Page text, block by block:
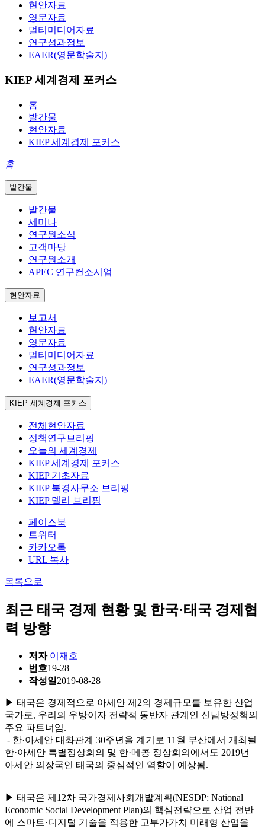
현안자료
영문자료
멀티미디어자료
연구성과정보
EAER(영문학술지)
KIEP 세계경제 포커스
홈
발간물
현안자료
KIEP 세계경제 포커스
홈
발간물
발간물
세미나
연구원소식
고객마당
연구원소개
APEC 연구컨소시엄
현안자료
보고서
현안자료
영문자료
멀티미디어자료
연구성과정보
EAER(영문학술지)
KIEP 세계경제 포커스
전체현안자료
정책연구브리핑
오늘의 세계경제
KIEP 세계경제 포커스
KIEP 기초자료
KIEP 북경사무소 브리핑
KIEP 델리 브리핑
페이스북
트위터
카카오톡
URL 복사
목록으로
최근 태국 경제 현황 및 한국·태국 경제협
력 방향
저자 이재호
번호19-28
작성일 2019-08-28
▶ 태국은 경제적으로 아세안 제2의 경제규모를 보유한 산업
국가로, 우리의 우방이자 전략적 동반자 관계인 신남방정책의
주요 파트너임.
- 한·아세안 대화관계 30주년을 계기로 11월 부산에서 개최될
한·아세안 특별정상회의 및 한·메콩 정상회의에서도 2019년
아세안 의장국인 태국의 중심적인 역할이 예상됨.
▶ 태국은 제12차 국가경제사회개발계획(NESDP: National
Economic Social Development Plan)의 핵심전략으로 산업 전반
에 스마트·디지털 기술을 적용한 고부가가치 미래형 산업을